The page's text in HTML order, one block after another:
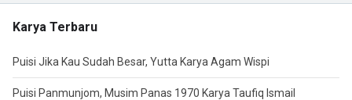
Karya Terbaru
Puisi Jika Kau Sudah Besar, Yutta Karya Agam Wispi
Puisi Panmunjom, Musim Panas 1970 Karya Taufiq Ismail